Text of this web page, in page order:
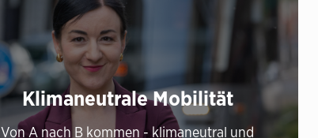
Klimaneutrale Mobilität
Von A nach B kommen - klimaneutral und